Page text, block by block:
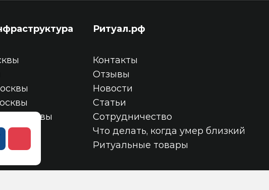
Москвы
Ритуал.рф
Контакты
Отзывы
Новости
Статьи
Сотрудничество
Что делать, когда умер близкий
Ритуальные товары